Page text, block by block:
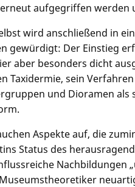
aufgegriffen werden
wird anschließend in
gewürdigt: Der Einstieg
aber besonders dicht
Taxidermie, sein
und Dioramen
Aspekte auf, die
Status des
Nachbildungen